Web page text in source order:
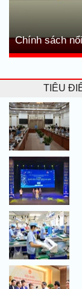
Chính sách
TIÊU